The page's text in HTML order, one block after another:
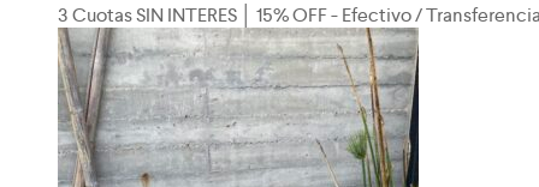
3 Cuotas SIN INTERES │ 15% OFF - Efectivo /